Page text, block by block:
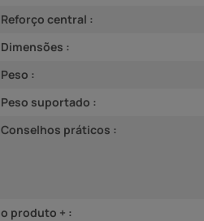
Reforço central :
Dimensões :
Peso :
Peso suportado :
Conselhos práticos :
o produto + :